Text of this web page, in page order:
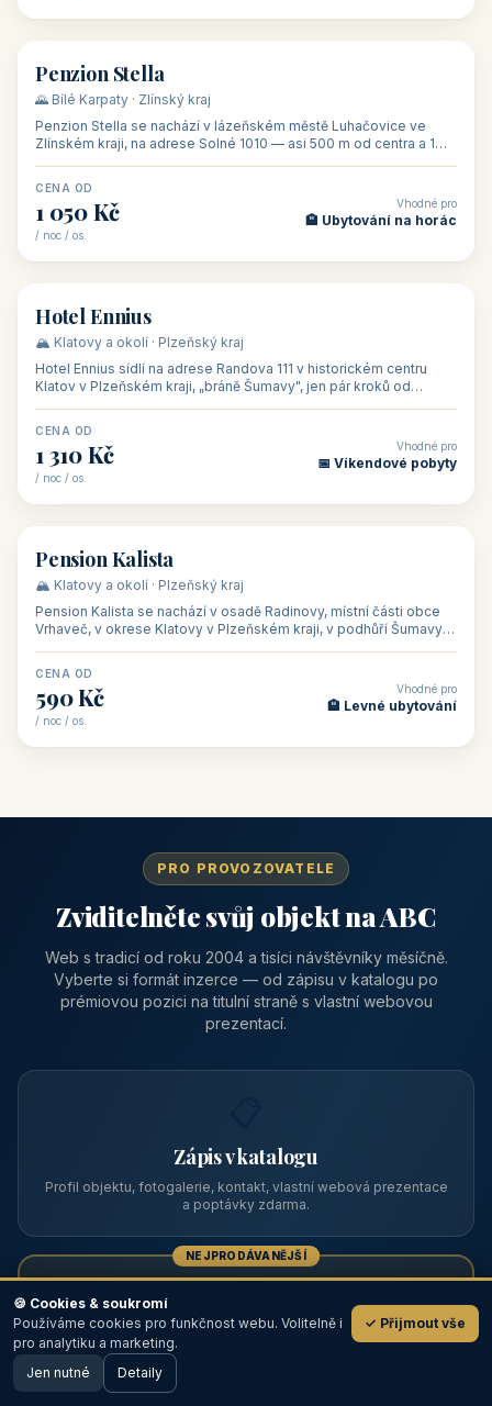
🏡 penzion
Penzion Stella
🌄 Bílé Karpaty · Zlínský kraj
Penzion Stella se nachází v lázeňském městě Luhačovice ve
Zlínském kraji, na adrese Solné 1010 — asi 500 m od centra a 1
CENA OD
1 050 Kč
/ noc / os.
Vhodné pro
🏨 Ubytování na horác
🏨 hotel
Hotel Ennius
🏔️ Klatovy a okolí · Plzeňský kraj
Hotel Ennius sídlí na adrese Randova 111 v historickém centru
Klatov v Plzeňském kraji, „bráně Šumavy", jen pár kroků od
CENA OD
1 310 Kč
/ noc / os.
Vhodné pro
📅 Víkendové pobyty
🏡 penzion
Pension Kalista
🏔️ Klatovy a okolí · Plzeňský kraj
Pension Kalista se nachází v osadě Radinovy, místní části obce
Vrhaveč, v okrese Klatovy v Plzeňském kraji, v podhůří Šumavy
CENA OD
590 Kč
/ noc / os.
Vhodné pro
🏨 Levné ubytování
PRO PROVOZOVATELE
Zviditelněte svůj objekt na ABC
Web s tradicí od roku 2004 a tisíci návštěvníky měsíčně.
Vyberte si formát inzerce — od zápisu v katalogu po
prémiovou pozici na titulní straně s vlastní webovou
prezentací.
Zápis v katalogu
Profil objektu, fotogalerie, kontakt, vlastní webová prezentace
a poptávky zdarma.
NEJPRODÁVANĚJŠÍ
Prémiový partner
TOP pozice na titulce, přednost ve výpisech, zlatý odznak a
💬
🖥️ Desktop verze
🍪 Cookies & soukromí
Používáme cookies pro funkčnost webu. Volitelně i
pro analytiku a marketing.
✓ Přijmout vše
Jen nutné Detaily